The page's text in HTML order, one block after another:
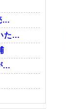
...
た...
...